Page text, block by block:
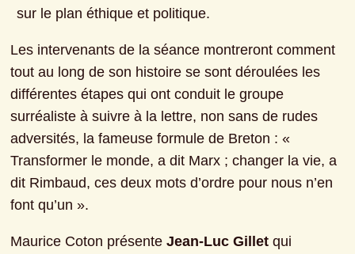
sur le plan éthique et politique.
Les intervenants de la séance montreront comment
tout au long de son histoire se sont déroulées les
différentes étapes qui ont conduit le groupe
surréaliste à suivre à la lettre, non sans de rudes
adversités, la fameuse formule de Breton : «
Transformer le monde, a dit Marx ; changer la vie, a
dit Rimbaud, ces deux mots d’ordre pour nous n’en
font qu’un ».
Maurice Coton présente Jean-Luc Gillet qui